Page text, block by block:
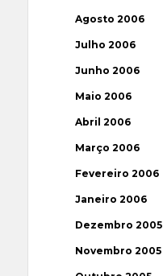
Agosto 2006
Julho 2006
Junho 2006
Maio 2006
Abril 2006
Março 2006
Fevereiro 2006
Janeiro 2006
Dezembro 2005
Novembro 2005